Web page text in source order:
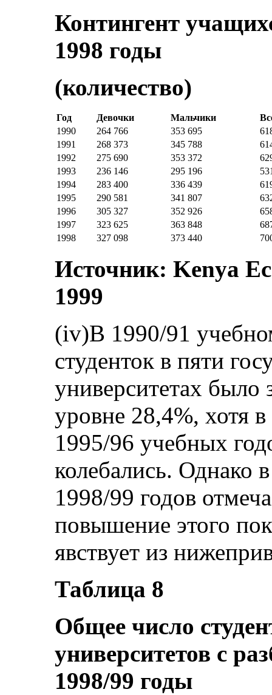
Контингент
1998 годы
(количество)
Год Девочки Мальчики
1990
264 766 353 695
1991
268 373 345 788
1992
275 690 353 372
1993
236 146 295 196
1994
283 400 336 439
1995
290 581 341 807
1996
305 327 352 926
1997
323 625 363 848
1998
327 098 373 440
Источник: Kenya
1999
(iv)В 1990/91
студенток в пяти
университетах было
уровне 28,4%, хотя
1995/96 учебных
колебались. Однако
1998/99 годов
повышение этого
явствует из
Таблица 8
Общее число
университетов с
1998/99 годы